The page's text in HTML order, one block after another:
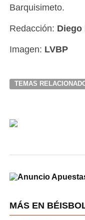
Barquisimeto.
Redacción: Diego
Imagen: LVBP
TEMAS
MÁS EN